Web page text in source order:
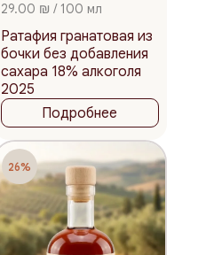
29.00 ₪ / 100 мл
Ратафия гранатовая из
бочки без добавления
сахара 18% алкоголя
2025
Подробнее
26%